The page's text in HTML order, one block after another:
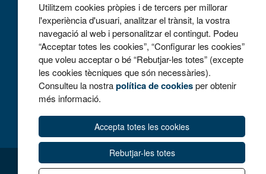
COL·LABOREM
Utilitzem cookies pròpies i de tercers per millorar
l'experiència d'usuari, analitzar el trànsit, la vostra
navegació al web i personalitzar el contingut. Podeu
“Acceptar totes les cookies”, “Configurar les cookies”
que voleu acceptar o bé “Rebutjar-les totes” (excepte
les cookies tècniques que són necessàries).
Consulteu la nostrapolítica de cookiesper obtenir
més informació.
Accepta totes les cookies
Rebutjar-les totes